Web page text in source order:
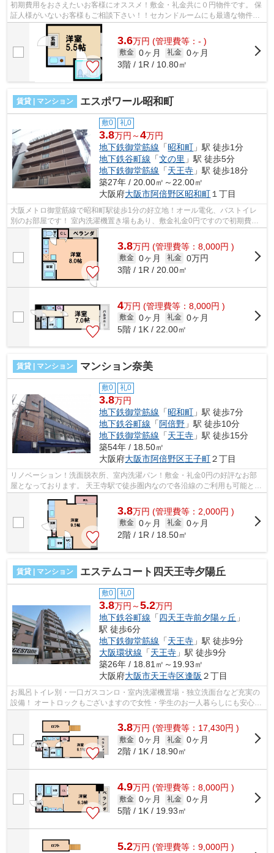
初期費用をおさえたいお客様にオススメ！敷金・礼金共に０円物件です。 保
証人様がいないお客様もご相談下さい！！セカンドルームにも最適な物件で
す！ ■□■□■□■□■□■□■□■□■□■□■□■□■□■...
3.6万円 (管理費等：- )
敷金 0ヶ月 礼金 0ヶ月
3階 / 1R / 10.80㎡
賃貸 | マンション エスポワール昭和町
敷0 礼0
3.8万円～4万円
地下鉄御堂筋線 「昭和町 」駅 徒歩1分
地下鉄谷町線 「文の里 」駅 徒歩5分
地下鉄御堂筋線 「天王寺 」駅 徒歩18分
築27年 / 20.00㎡～22.00㎡
大阪府大阪市阿倍野区昭和町 １丁目
大阪メトロ御堂筋線で昭和町駅徒歩1分の好立地！オール電化、バストイレ
別のお部屋です！ 室内洗濯機置き場もあり、敷金礼金0円ですので初期費用
も抑えれますよ！ ■□■□■□■□■□■□■□■□■...
3.8万円 (管理費等：8,000円 )
敷金 0ヶ月 礼金 0万円
3階 / 1R / 20.00㎡
4万円 (管理費等：8,000円 )
敷金 0ヶ月 礼金 0ヶ月
5階 / 1K / 22.00㎡
賃貸 | マンション マンション奈美
敷0 礼0
3.8万円
地下鉄御堂筋線 「昭和町 」駅 徒歩7分
地下鉄谷町線 「 阿倍野 」駅 徒歩10分
地下鉄御堂筋線 「天王寺 」駅 徒歩15分
築54年 / 18.50㎡
大阪府大阪市阿倍野区王子町２丁目
リノベーション！洗面脱衣所、室内洗濯パン！敷金・礼金0円の好評なお部
屋となっております。 天王寺駅で徒歩圏内なので各沿線のご利用も可能とな
っております。また、独立洗面台や室...
3.8万円 (管理費等：2,000円 )
敷金 0ヶ月 礼金 0ヶ月
2階 / 1R / 18.50㎡
賃貸 | マンション エステムコート四天王寺夕陽丘
敷0 礼0
3.8万円～5.2万円
地下鉄谷町線 「四天王寺前夕陽ヶ丘 」
駅 徒歩6分
地下鉄御堂筋線 「天王寺 」駅 徒歩9分
大阪環状線 「天王寺 」駅 徒歩9分
築26年 / 18.81㎡～19.93㎡
大阪府大阪市天王寺区逢阪 ２丁目
お風呂トイレ別・一口ガスコンロ・室内洗濯機置場・独立洗面台など充実の
設備！ オートロックもございますので女性・学生のお一人暮らしにも安心・
オススメのマンションです！天王寺...
3.8万円 (管理費等：17,430円 )
敷金 0ヶ月 礼金 0ヶ月
2階 / 1K / 18.90㎡
4.9万円 (管理費等：8,000円 )
敷金 0ヶ月 礼金 0ヶ月
5階 / 1K / 19.93㎡
5.2万円 (管理費等：9,000円 )